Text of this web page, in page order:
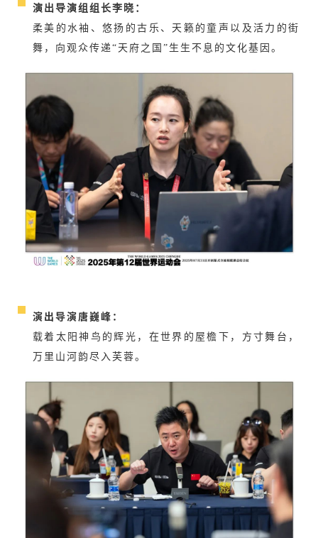
演出导演组组长李晓：
柔美的水袖、悠扬的古乐、天籁的童声以及活力的街
舞，向观众传递“天府之国”生生不息的文化基因。
演出导演唐巍峰：
载着太阳神鸟的辉光，在世界的屋檐下，方寸舞台，
万里山河韵尽入芙蓉。